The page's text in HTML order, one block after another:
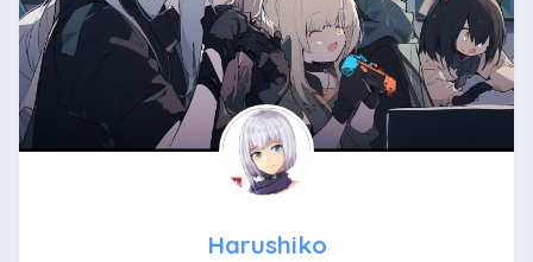
Harushiko